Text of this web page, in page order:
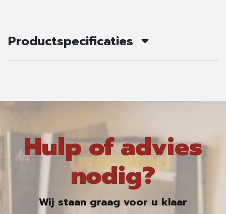
Productspecificaties
Hulp of advies
nodig?
Wij staan graag voor u klaar